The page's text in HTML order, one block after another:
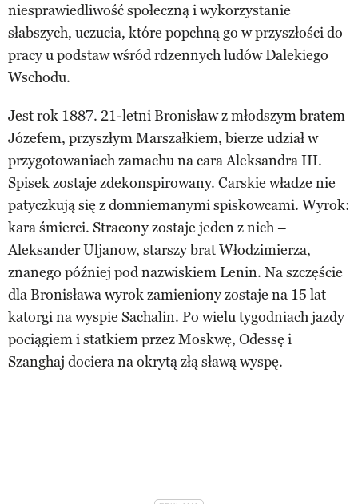
niesprawiedliwość społeczną i wykorzystanie
słabszych, uczucia, które popchną go w przyszłości do
pracy u podstaw wśród rdzennych ludów Dalekiego
Wschodu.
Jest rok 1887. 21-letni Bronisław z młodszym bratem
Józefem, przyszłym Marszałkiem, bierze udział w
przygotowaniach zamachu na cara Aleksandra III.
Spisek zostaje zdekonspirowany. Carskie władze nie
patyczkują się z domniemanymi spiskowcami. Wyrok:
kara śmierci. Stracony zostaje jeden z nich –
Aleksander Uljanow, starszy brat Włodzimierza,
znanego później pod nazwiskiem Lenin. Na szczęście
dla Bronisława wyrok zamieniony zostaje na 15 lat
katorgi na wyspie Sachalin. Po wielu tygodniach jazdy
pociągiem i statkiem przez Moskwę, Odessę i
Szanghaj dociera na okrytą złą sławą wyspę.